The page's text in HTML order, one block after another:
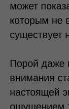
может
которым не
существует
Порой даже
внимания
настоящей
ощущением